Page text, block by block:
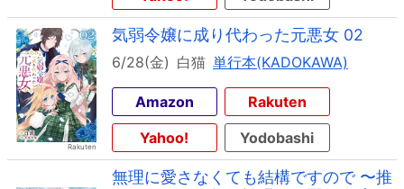
気弱令嬢に成り代わった元悪女 02
6/28(金) 白猫 単行本(KADOKAWA)
Amazon
Rakuten
Yahoo!
Yodobashi
無理に愛さなくても結構ですので 〜推